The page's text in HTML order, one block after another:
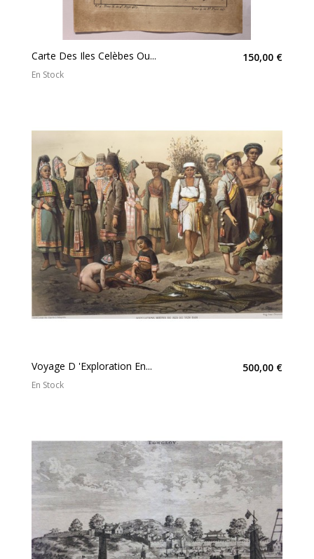
Carte Des Iles Celèbes Ou... 150,00 €
En Stock
Voyage D 'exploration En... 500,00 €
En Stock